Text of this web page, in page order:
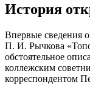
История
Впервые сведения
П. И. Рычкова
обстоятельное
коллежским
корреспондентом